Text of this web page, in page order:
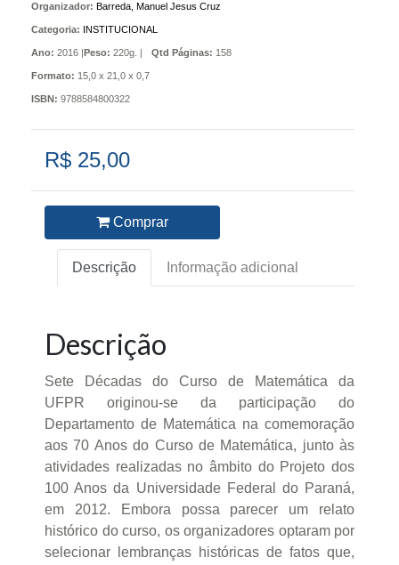
Organizador: Barreda, Manuel Jesus Cruz
Categoria: INSTITUCIONAL
Ano: 2016 |Peso: 220g. | Qtd Páginas: 158
Formato: 15,0 x 21,0 x 0,7
ISBN: 9788584800322
R$ 25,00
Comprar
Descrição Informação adicional
Descrição
Sete Décadas do Curso de Matemática da
UFPR originou-se da participação do
Departamento de Matemática na comemoração
aos 70 Anos do Curso de Matemática, junto às
atividades realizadas no âmbito do Projeto dos
100 Anos da Universidade Federal do Paraná,
em 2012. Embora possa parecer um relato
histórico do curso, os organizadores optaram por
selecionar lembranças históricas de fatos que,